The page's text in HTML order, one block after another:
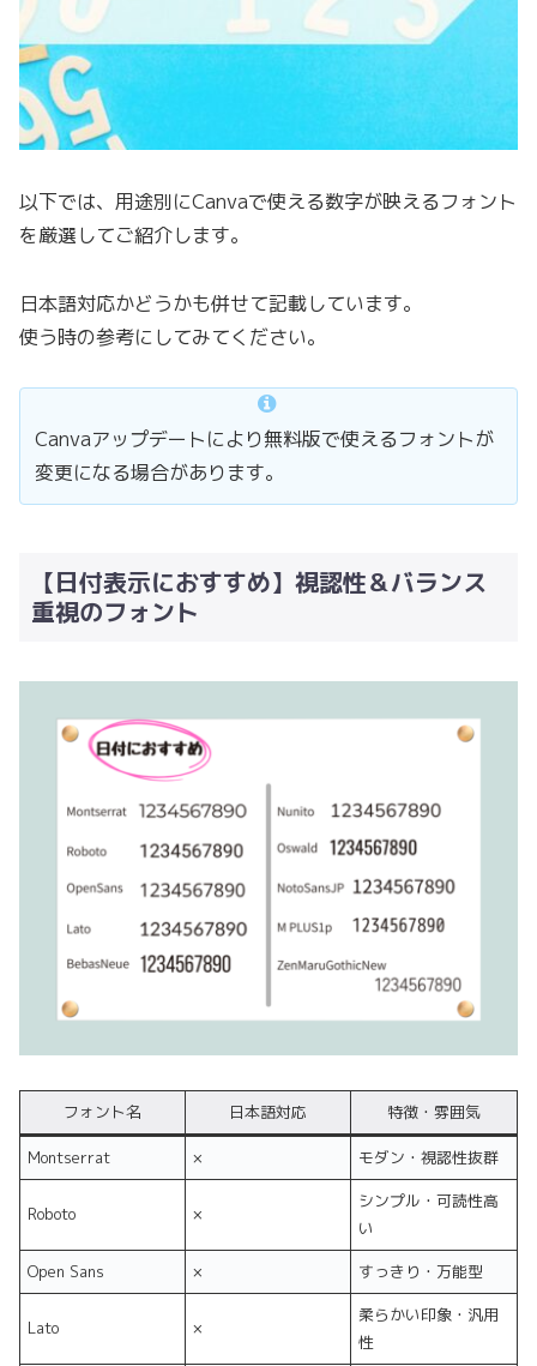
以下では、用途別にCanvaで使える数字が映えるフォント
を厳選してご紹介します。
日本語対応かどうかも併せて記載しています。
使う時の参考にしてみてください。
Canvaアップデートにより無料版で使えるフォントが
変更になる場合があります。
【日付表示におすすめ】視認性＆バランス
重視のフォント
フォント名 日本語対応 特徴・雰囲気
Montserrat × モダン・視認性抜群
Roboto ×
シンプル・可読性高
い
Open Sans
× すっきり・万能型
Lato ×
柔らかい印象・汎用
性